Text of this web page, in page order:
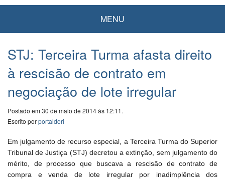
MENU
STJ: Terceira Turma afasta direito
à rescisão de contrato em
negociação de lote irregular
Postado em 30 de maio de 2014 às 12:11.
Escrito porportaldori
Em julgamento de recurso especial, a Terceira Turma do Superior
Tribunal de Justiça (STJ) decretou a extinção, sem julgamento do
mérito, de processo que buscava a rescisão de contrato de
compra e venda de lote irregular por inadimplência dos